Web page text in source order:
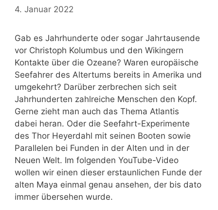
4. Januar 2022
Gab es Jahrhunderte oder sogar Jahrtausende
vor Christoph Kolumbus und den Wikingern
Kontakte über die Ozeane? Waren europäische
Seefahrer des Altertums bereits in Amerika und
umgekehrt? Darüber zerbrechen sich seit
Jahrhunderten zahlreiche Menschen den Kopf.
Gerne zieht man auch das Thema Atlantis
dabei heran. Oder die Seefahrt-Experimente
des Thor Heyerdahl mit seinen Booten sowie
Parallelen bei Funden in der Alten und in der
Neuen Welt. Im folgenden YouTube-Video
wollen wir einen dieser erstaunlichen Funde der
alten Maya einmal genau ansehen, der bis dato
immer übersehen wurde.